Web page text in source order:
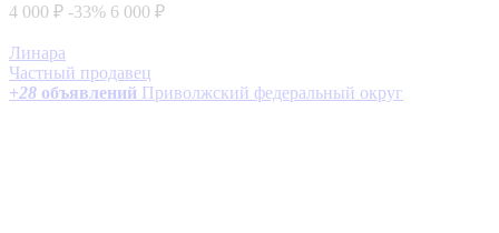
4 000 ₽ -33% 6 000 ₽
Линара
Частный продавец
+28 объявлений Приволжский федеральный округ